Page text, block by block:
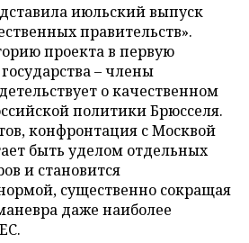
июльский выпуск
правительств».
проекта в первую
– члены
о качественном
политики Брюсселя.
конфронтация с Москвой
быть уделом отдельных
и становится
существенно сокращая
даже наиболее